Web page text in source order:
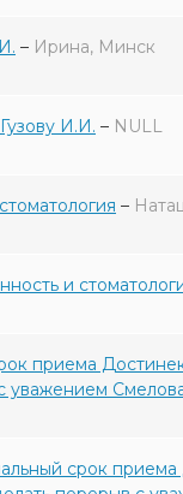
– Ирина, Минск
И.И. – NULL
–
и
приема
уважением
срок приема